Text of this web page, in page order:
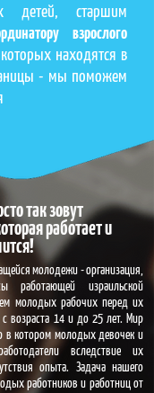
детей, старшим
взрослого
находятся в
- мы поможем
так зовут
работает и
молодежи - организация,
работающей израильской
молодых рабочих перед их
возраста 14 и до 25 лет. Мир
в котором молодых девочек и
вследствие их
опыта. Задача нашего
работников и работниц от